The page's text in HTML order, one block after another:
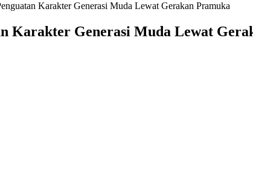
Karakter Generasi Muda Lewat Gerakan Pramuka
Karakter Generasi Muda Lewat